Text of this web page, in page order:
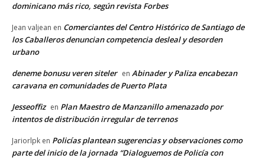
dominicano más rico, según revista Forbes
Jean valjean en Comerciantes del Centro Histórico de Santiago de
los Caballeros denuncian competencia desleal y desorden
urbano
deneme bonusu veren siteler en Abinader y Paliza encabezan
caravana en comunidades de Puerto Plata
Jesseoffiz en Plan Maestro de Manzanillo amenazado por
intentos de distribución irregular de terrenos
Jariorlpk en Policías plantean sugerencias y observaciones como
parte del inicio de la jornada “Dialoguemos de Policía con